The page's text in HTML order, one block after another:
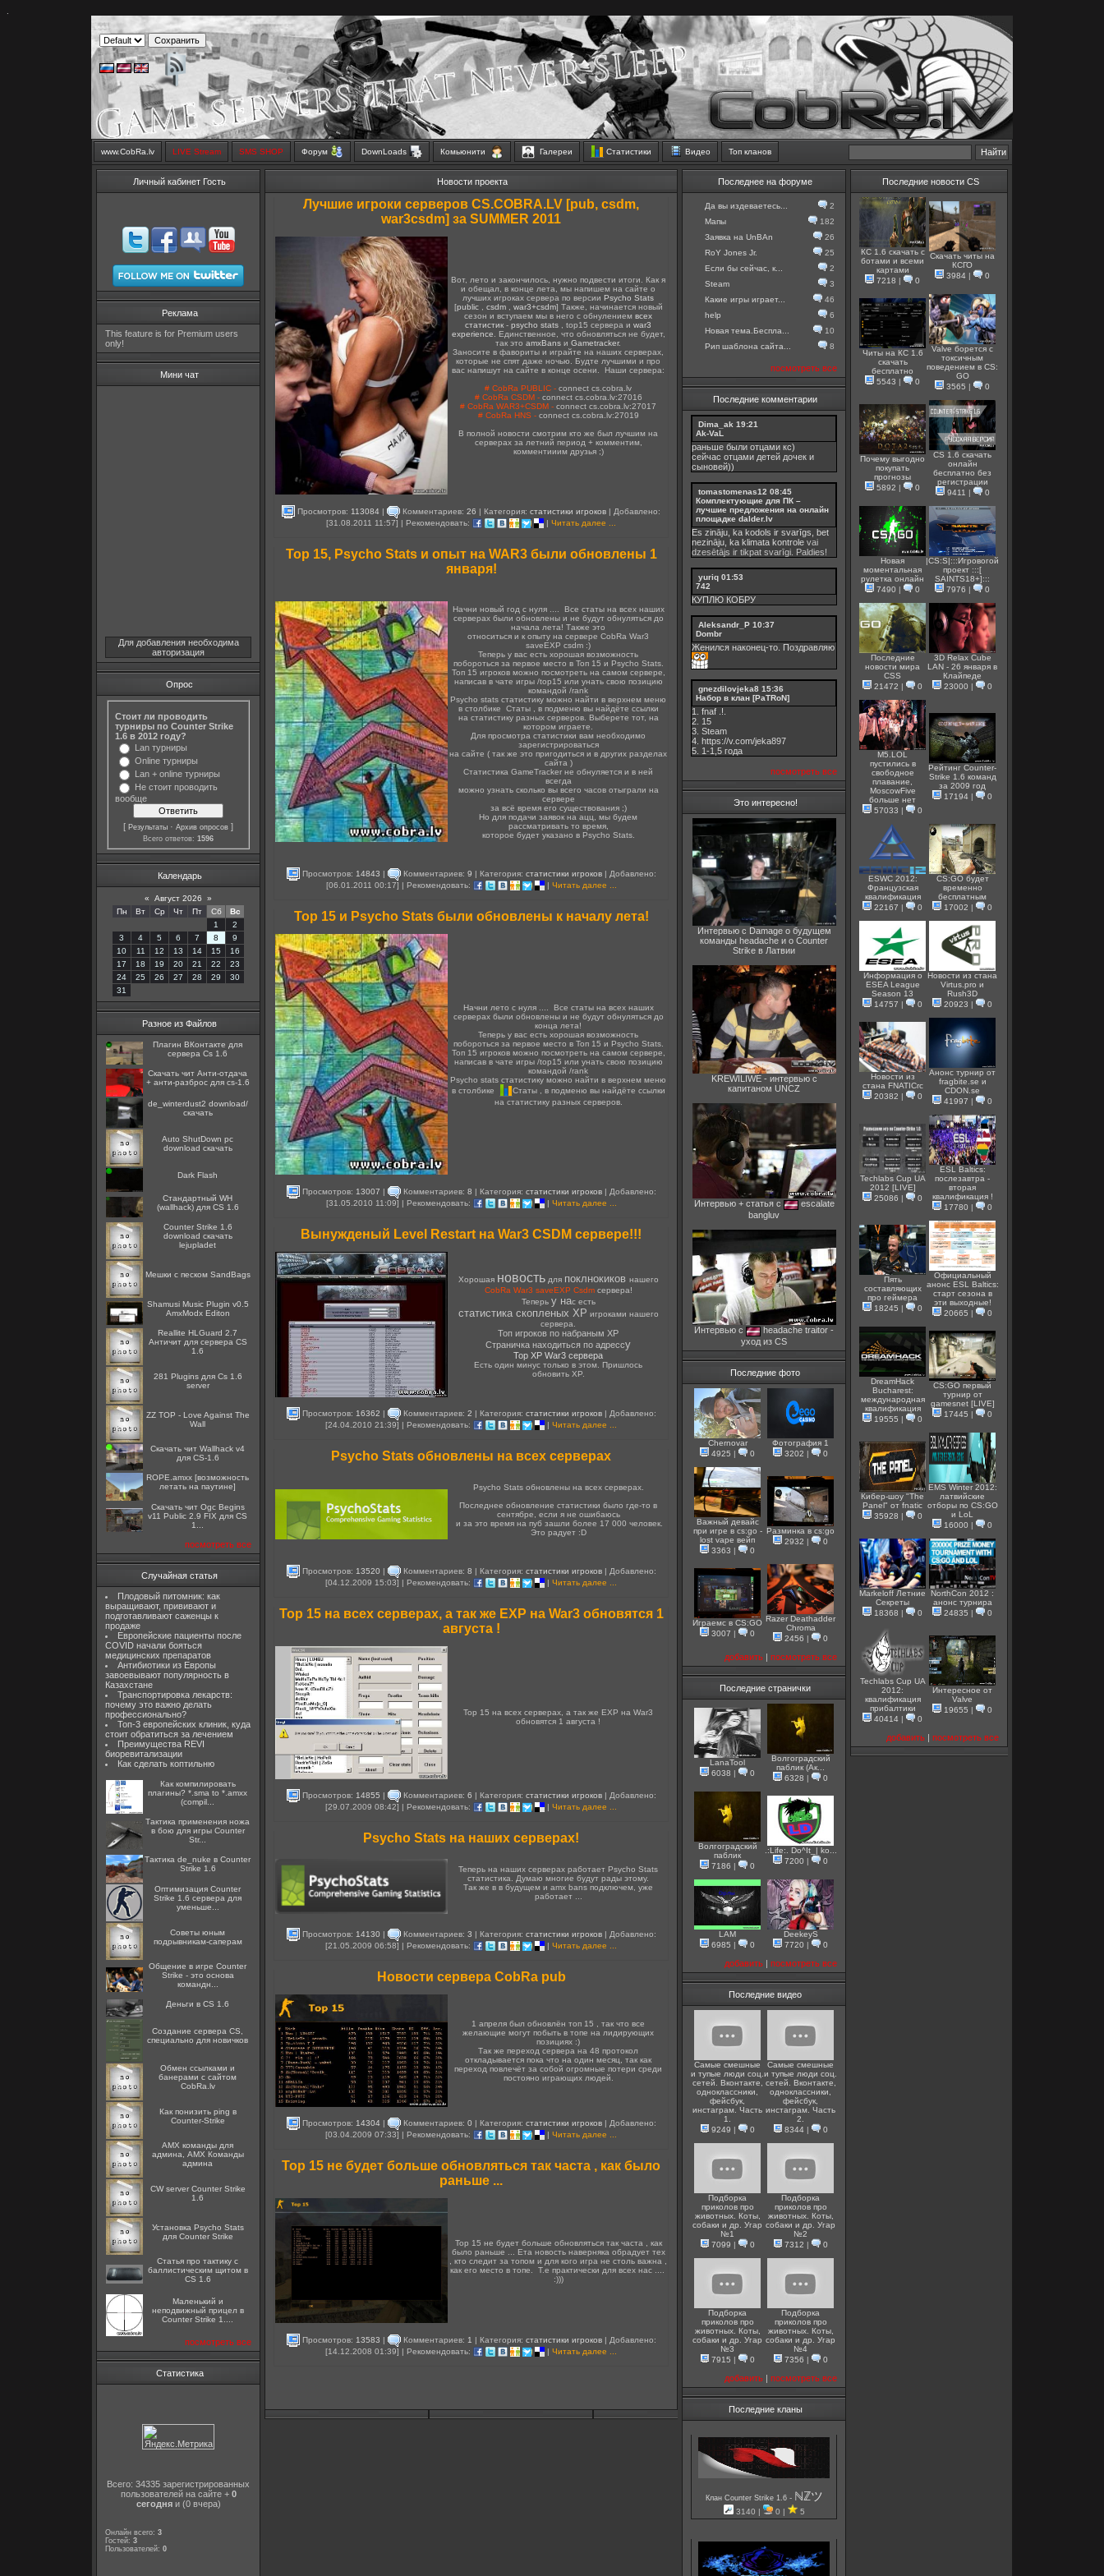
www.CobRa.lv LIVE Stream SMS SHOP Форум DownLoads Комьюнити Галереи Статистики Видео Топ кланов
Личный кабинет Гость
Реклама
This feature is for Premium users
only!
Мини чат
Для добавления необходима
авторизация
Опрос
Стоит ли проводить
турниры по Counter Strike
1.6 в 2012 году?
Lan турниры
Online турниры
Lan + online турниры
Не стоит проводить
вообще
[ Результаты · Архив опросов ]
Всего ответов: 1596
Календарь
« Август 2026
»
Пн
Вт Ср Чт Пт Сб
Вс
1
2
3
4 5 6 7 8
9
10
11 12 13 14 15
16
17
18 19 20 21 22
23
24
25 26 27 28 29
30
31
Разное из Файлов
Плагин ВКонтакте для
сервера Cs 1.6
Скачать чит Анти-отдача
+ анти-разброс для cs-1.6
de_winterdust2 download/
скачать
Auto ShutDown pc
download скачать
Dark Flash
Стандартный WH
(wallhack) для CS 1.6
Counter Strike 1.6
download скачать
lejupladet
Мешки с песком SandBags
Shamusi Music Plugin v0.5
AmxModx Editon
Reallite HLGuard 2.7
Aнтичит для сервера CS
1.6
281 Plugins для Cs 1.6
server
ZZ TOP - Love Against The
Wall
Скачать чит Wallhack v4
для CS-1.6
ROPE.amxx [возможность
летать на паутине]
Скачать чит Ogc Begins
v11 Public 2.9 FIX для CS
1...
посмотреть все
Случайная статья
Плодовый питомник: как
выращивают, прививают и
подготавливают саженцы к
продаже
Европейские пациенты после
COVID начали бояться
медицинских препаратов
Антибиотики из Европы
завоевывают популярность в
Казахстане
Транспортировка лекарств:
почему это важно делать
профессионально?
Топ-3 европейских клиник, куда
стоит обратиться за лечением
Преимущества REVI
биоревитализации
Как сделать коптильню
Как компилировать
плагины? *.sma to *.amxx
(compil...
Тактика применения ножа
в бою для игры Counter
Str...
Тактика de_nuke в Counter
Strike 1.6
Оптимизация Counter
Strike 1.6 сервера для
уменьше...
Советы юным
подрывникам-саперам
Общение в игре Counter
Strike - это основа
командн...
Деньги в CS 1.6
Создание сервера CS,
специально для новичков
Oбмен ссылками и
банерами с сайтом
CobRa.lv
Как понизить ping в
Counter-Strike
AMX команды для
админа, AMX Команды
админа
CW server Counter Strike
1.6
Установка Psycho Stats
для Counter Strike
Статья про тактику с
баллистическим щитом в
CS 1.6
Маленький и
неподвижный прицел в
Counter Strike 1....
посмотреть все
Статистика
Всего: 34335 зарегистрированных
пользователей на сайте + 0
сегодняи (0 вчера)
Онлайн всего: 3
Гостей: 3
Пользователей: 0
Новости проекта
Лучшие игроки серверов CS.COBRA.LV [pub, csdm,
war3csdm] за SUMMER 2011
Вот, лето и закончилось, нужно подвести итоги. Как я
и обещал, в конце лета, мы напишем на сайте о
лучших игроках сервера по версии Psycho Stats
[public, csdm, war3+csdm] Также, начинается новый
сезон и вступаем мы в него с обнулением всех
статистик - psycho stats , top15 сервера и war3
experience . Единственное, что обновляться не будет,
так это amxBans и Gametracker.
Заносите в фавориты и играйте на наших серверах,
которые не спят даже ночью. Будте лучшими и про
вас напишут на сайте в конце осени. Наши сервера:
# CobRa PUBLIC - connect cs.cobra.lv
# CobRa CSDM - connect cs.cobra.lv:27016
# CobRa WAR3+CSDM - connect cs.cobra.lv:27017
# CobRa HNS - connect cs.cobra.lv:27019
В полной новости смотрим кто же был лучшим на
серверах за летний период + комментим,
комментииим друзья ;)
Просмотров: 113084 | Комментариев: 26 | Категория: статистики игроков | Добавлено:
[31.08.2011 11:57] | Рекомендовать:
| Читать далее ...
Top 15, Psycho Stats и опыт на WAR3 были обновлены 1
января!
Начни новый год с нуля .... Все статы на всех наших
серверах были обновлены и не будут обнуляться до
начала лета! Также это
относиться и к опыту на сервере CobRa War3
saveEXP csdm :)
Теперь у вас есть хорошая возможность
побороться за первое место в Топ 15 и Psycho Stats.
Топ 15 игроков можно посмотреть на самом сервере,
написав в чате игры /top15 или унать свою позицию
командой /rank
Psycho stats статистику можно найти в верхнем меню
в столбике Статы , в подменю вы найдёте ссылки
на статистику разных серверов. Выберете тот, на
котором играете.
Для просмотра статистики вам необходимо
зарегистрироваться
на сайте ( так же это пригодиться и в других разделах
сайта )
Статистика GameTracker не обнуляется и в ней
всегда
можно узнать сколько вы всего часов отыграли на
сервере
за всё время его существования ;)
Но для подачи заявок на ацц, мы будем
рассматривать то время,
которое будет указано в Psycho Stats.
Просмотров: 14843 | Комментариев: 9 | Категория: статистики игроков| Добавлено:
[06.01.2011 00:17] | Рекомендовать:
| Читать далее ...
Top 15 и Psycho Stats были обновлены к началу лета!
Начни лето с нуля .... Все статы на всех наших
серверах были обновлены и не будут обнуляться до
конца лета!
Теперь у вас есть хорошая возможность
побороться за первое место в Топ 15 и Psycho Stats.
Топ 15 игроков можно посмотреть на самом сервере,
написав в чате игры /top15 или унать свою позицию
командой /rank
Psycho stats статистику можно найти в верхнем меню
в столбике
Статы , в подменю вы найдёте ссылки
на статистику разных серверов.
Просмотров: 13007 | Комментариев: 8 | Категория: статистики игроков| Добавлено:
[31.05.2010 11:09] | Рекомендовать:
| Читать далее ...
Вынужденый Level Restart на War3 CSDM сервере!!!
Хорошая новостьдля поклнокиков нашего
CobRa War3 saveEXP Csdmсервера!
Теперь у нас есть
статистика скопленых XP игроками нашего
сервера.
Топ игроков по набраным XP
Страничка находиться по адрессу
Top XP War3 сервера
Есть один минус только в этом. Пришлось
обновить XP.
Просмотров: 16362 | Комментариев: 2 | Категория: статистики игроков| Добавлено:
[24.04.2010 21:39] | Рекомендовать:
| Читать далее ...
Psycho Stats обновлены на всех серверах
Psycho Stats обновлены на всех серверах.
Последнее обновление статистики было где-то в
сентябре, если я не ошибаюсь
и за это время на пуб зашли более 17 000 человек.
Это радует :D
Просмотров: 13520 | Комментариев: 8 | Категория: статистики игроков| Добавлено:
[04.12.2009 15:03] | Рекомендовать:
| Читать далее ...
Top 15 на всех серверах, а так же EXP на War3 обновятся 1
августа !
Top 15 на всех серверах, а так же EXP на War3
обновятся 1 августа !
Просмотров: 14855 | Комментариев: 6 | Категория: статистики игроков| Добавлено:
[29.07.2009 08:42] | Рекомендовать:
| Читать далее ...
Psycho Stats на наших серверах!
Теперь на наших серверах работает Psycho Stats
статистика. Думаю многие будут рады этому.
Так же в в будущем и amx bans подключем, уже
работает ...
Просмотров: 14130 | Комментариев: 3 | Категория: статистики игроков| Добавлено:
[21.05.2009 06:58] | Рекомендовать:
| Читать далее ...
Новости сервера CobRa pub
1 апреля был обновлён топ 15 , так что все
желающие могут побыть в топе на лидирующих
позициях :)
Так же переход сервера на 48 протокол
откладывается пока что на один месяц, так как
переход повлечёт за собой огромные потери среди
постояно играющих людей.
Просмотров: 14304| Комментариев: 0 | Категория: статистики игроков| Добавлено:
[03.04.2009 07:33] | Рекомендовать:
| Читать далее ...
Top 15 не будет больше обновляться так часта , как было
раньше ...
Top 15 не будет больше обновляться так часта , как
было раньше ... Ета новость наверняка обрадует тех
, кто следит за топом и для кого игра не столь важна ,
как его место в топе. Т.е практически для всех нас ....
:)))
Просмотров: 13583 | Комментариев: 1 | Категория: статистики игроков| Добавлено:
[14.12.2008 01:39] | Рекомендовать:
| Читать далее ...
Последнее на форуме
Да вы издеваетесь...
2
Мапы
182
Заявка на UnBAn
26
RoY Jones Jr.
25
Если бы сейчас, к...
2
Steam
3
Какие игры играет...
46
help
6
Новая тема.Беспла...
10
Рип шаблона сайта...
8
посмотреть все
Последние комментарии
Dima_ak 19:21
Ak-VaL
раньше были отцами кс)
сейчас отцами детей дочек и
сыновей))
tomastomenas12 08:45
Комплектующие для ПК –
лучшие предложения на онлайн
площадке dalder.lv
Es zināju, ka kodols ir svarīgs, bet
nezināju, ka klimata kontrole vai
dzesētājs ir tikpat svarīgi. Paldies!
yuriq 01:53
742
КУПЛЮ КОБРУ
Aleksandr_P 10:37
Dombr
Женился наконец-то. Поздравляю
gnezdilovjeka8 15:36
Набор в клан [PaTRoN]
1. fnaf .!.
2. 15
3. Steam
4. https://v.com/jeka897
5. 1-1,5 годa
посмотреть все
Это интересно!
Интервью с Damage о будущем
команды headache и о Counter
Strike в Латвии
KREWILIWE - интервью с
капитаном UNCZ
Интервью + статья с
escalate
bangluv
Интервью с
headache traitor -
уход из CS
Последние фото
Chernovar
4925 | 0
Фотография 1
3202 | 0
Важный девайс
при игре в cs:go -
lost vape вейп
3363 | 0
Разминка в cs:go
2932 | 0
Играемс в CS:GO
3007 | 0
Razer Deathadder
Chroma
2456 | 0
добавить | посмотреть все
Последние странички
LanaTool
6038 | 0
Волгоградский
паблик (Ак...
6328 | 0
Волгоградский
паблик
7186 | 0
.:Life:. Do^It_| ko...
7200 | 0
LAM
6985 | 0
DeekeyS
7720 | 0
добавить | посмотреть все
Последние видео
Самые смешные
и тупые люди соц.
сетей. Вконтакте,
одноклассники,
фейсбук,
инстаграм. Часть
1.
9249 | 0
Самые смешные
и тупые люди соц.
сетей. Вконтакте,
одноклассники,
фейсбук,
инстаграм. Часть
2.
8344| 0
Подборка
приколов про
животных. Коты,
собаки и др. Угар
№1
7099 | 0
Подборка
приколов про
животных. Коты,
собаки и др. Угар
№2
7312 | 0
Подборка
приколов про
животных. Коты,
собаки и др. Угар
№3
7915 | 0
Подборка
приколов про
животных. Коты,
собаки и др. Угар
№4
7356 | 0
добавить | посмотреть все
Последние кланы
Клан Counter Strike 1.6 - ℕℤツ
3140 | 0 | 5
Последние новости CS
КС 1.6 скачать с
ботами и всеми
картами
7218 | 0
Скачать читы на
КСГО
3984 | 0
Читы на КС 1.6
скачать
бесплатно
5543 | 0
Valve борется с
токсичным
поведением в CS:
GO
3565 | 0
Почему выгодно
покупать
прогнозы
5892 | 0
CS 1.6 скачать
онлайн
бесплатно без
регистрации
9411 | 0
Новая
моментальная
рулетка онлайн
7490 | 0
|CS:S|:::Игровогой
проект :::[
SAINTS18+]:::
7976 | 0
Последние
новости мира
CSS
21472 | 0
3D Relax Cube
LAN - 26 января в
Клайпеде
23000 | 0
M5.LOL
пустились в
свободное
плавание,
MoscowFive
больше нет
57033 | 0
Рейтинг Counter-
Strike 1.6 команд
за 2009 год
17194 | 0
ESWC 2012:
Французская
квалификация
22167 | 0
CS:GO будет
временно
бесплатным
17002 | 0
Информация о
ESEA League
Season 13
14757 | 0
Новости из стана
Virtus.pro и
Rush3D
20923 | 0
Новости из
стана FNATICrc
20382 | 0
Анонс турнир от
fragbite.se и
СDON.se
41997 | 0
Techlabs Cup UA
2012 [LIVE]
25086 | 0
ESL Baltics:
послезавтра -
вторая
квалификация !
17780 | 0
Пять
составляющих
про геймера
18245 | 0
Официальный
анонс ESL Baltics:
старт сезона в
эти выходные!
20665 | 0
DreamHack
Bucharest:
международная
квалификация
19555 | 0
CS:GO первый
турнир от
gamesnet [LIVE]
17445 | 0
Кибер-шоу "The
Panel" от fnatic
35928 | 0
EMS Winter 2012:
латвийские
отборы по CS:GO
и LoL
16000 | 0
Markeloff Летние
Секреты
18368 | 0
NorthCon 2012 :
анонс турнира
24835 | 0
Techlabs Cup UA
2012:
квалификация
прибалтики
40414 | 0
Интересное от
Valve
19655 | 0
добавить | посмотреть все